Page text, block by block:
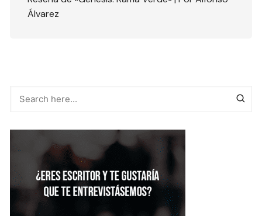
Álvarez